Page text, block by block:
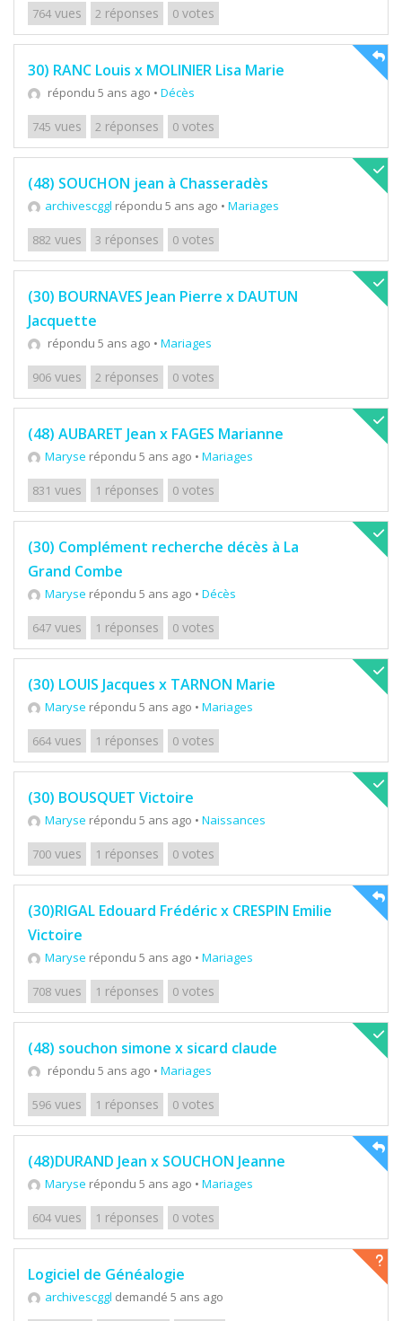
764 vues 2 réponses 0 votes
30) RANC Louis x MOLINIER Lisa Marie
répondu 5 ans ago • Décès
745 vues 2 réponses 0 votes
(48) SOUCHON jean à Chasseradès
archivescggl répondu 5 ans ago • Mariages
882 vues 3 réponses 0 votes
(30) BOURNAVES Jean Pierre x DAUTUN
Jacquette
répondu 5 ans ago • Mariages
906 vues 2 réponses 0 votes
(48) AUBARET Jean x FAGES Marianne
Maryse répondu 5 ans ago • Mariages
831 vues 1 réponses 0 votes
(30) Complément recherche décès à La
Grand Combe
Maryse répondu 5 ans ago • Décès
647 vues 1 réponses 0 votes
(30) LOUIS Jacques x TARNON Marie
Maryse répondu 5 ans ago • Mariages
664 vues 1 réponses 0 votes
(30) BOUSQUET Victoire
Maryse répondu 5 ans ago • Naissances
700 vues 1 réponses 0 votes
(30)RIGAL Edouard Frédéric x CRESPIN Emilie
Victoire
Maryse répondu 5 ans ago • Mariages
708 vues 1 réponses 0 votes
(48) souchon simone x sicard claude
répondu 5 ans ago • Mariages
596 vues 1 réponses 0 votes
(48)DURAND Jean x SOUCHON Jeanne
Maryse répondu 5 ans ago • Mariages
604 vues 1 réponses 0 votes
Logiciel de Généalogie
archivescggl demandé 5 ans ago